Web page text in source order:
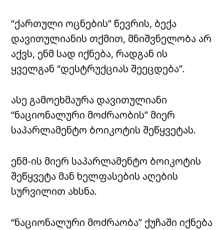
“ქართული ოცნების” წევრის, ბექა
დავითულიანის თქმით, მნიშვნელობა არ
აქვს, ენმ სად იქნება, რადგან ის
ყველგან “დესტრუქციას შეეცდება”.
ასე გამოეხმაურა დავითულიანი
“ნაციონალური მოძრაობის” მიერ
საპარლამენტო ბოიკოტის შეწყვეტას.
ენმ-ის მიერ საპარლამენტო ბოიკოტის
შეწყვეტა მან ხელფასების აღების
სურვილით ახსნა.
“ნაციონალური მოძრაობა” ქუჩაში იქნება